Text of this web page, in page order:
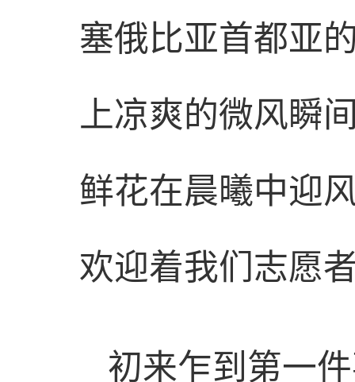
塞俄比亚首都亚
上凉爽的微风瞬
鲜花在晨曦中迎
欢迎着我们志愿
初来乍到第一